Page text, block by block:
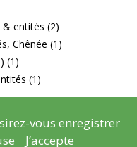
& entités (2)
Chênée (1)
(1)
(1)
vous enregistrer
J’accepte